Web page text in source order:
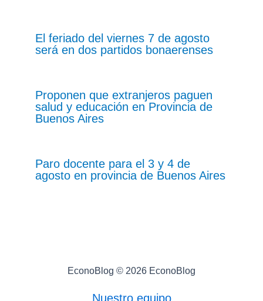
El feriado del viernes 7 de agosto
será en dos partidos bonaerenses
Proponen que extranjeros paguen
salud y educación en Provincia de
Buenos Aires
Paro docente para el 3 y 4 de
agosto en provincia de Buenos Aires
EconoBlog © 2026 EconoBlog
Nuestro equipo